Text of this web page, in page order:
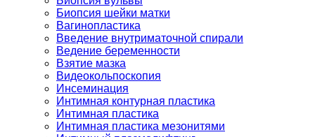
Биопсия шейки матки
Вагинопластика
Введение внутриматочной спирали
Ведение беременности
Взятие мазка
Видеокольпоскопия
Инсеминация
Интимная контурная пластика
Интимная пластика
Интимная пластика мезонитями